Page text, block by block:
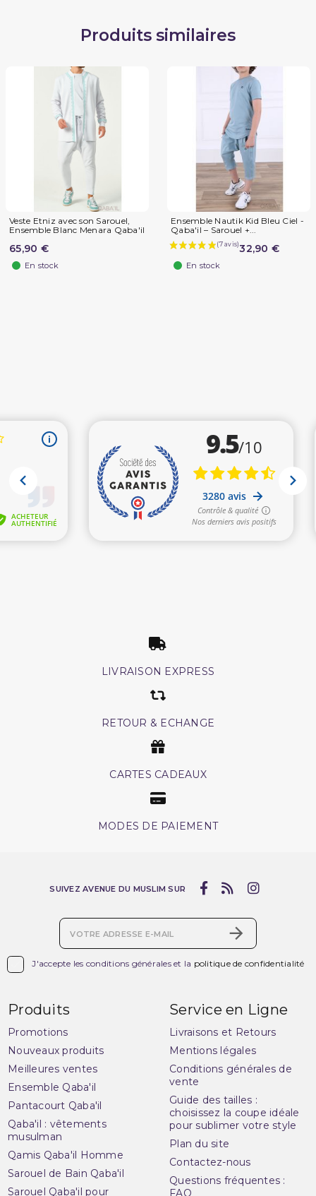
Produits similaires
Veste Etniz avec son Sarouel,
Ensemble Blanc Menara Qaba'il
65,90 €
En stock
Ensemble Nautik Kid Bleu Ciel -
Qaba'il – Sarouel +...
32,90 €
En stock
LIVRAISON EXPRESS
RETOUR & ECHANGE
CARTES CADEAUX
MODES DE PAIEMENT
J'accepte les conditions générales et la politique de confidentialité
SUIVEZ AVENUE DU MUSLIM SUR
Produits
Promotions
Nouveaux produits
Meilleures ventes
Ensemble Qaba'il
Pantacourt Qaba'il
Qaba'il : vêtements
musulman
Qamis Qaba'il Homme
Sarouel de Bain Qaba'il
Sarouel Qaba'il pour
Service en Ligne
Livraisons et Retours
Mentions légales
Conditions générales de
vente
Guide des tailles :
choisissez la coupe idéale
pour sublimer votre style
Plan du site
Contactez-nous
Questions fréquentes :
FAQ